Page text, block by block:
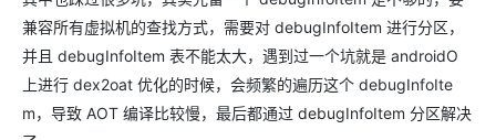
兼容所有虚拟机的查找方式，需要对 debugInfoItem 进行分区，
并且 debugInfoItem 表不能太大，遇到过一个坑就是 androidO
上进行 dex2oat 优化的时候，会频繁的遍历这个 debugInfoIte
m，导致 AOT 编译比较慢，最后都通过 debugInfoItem 分区解决